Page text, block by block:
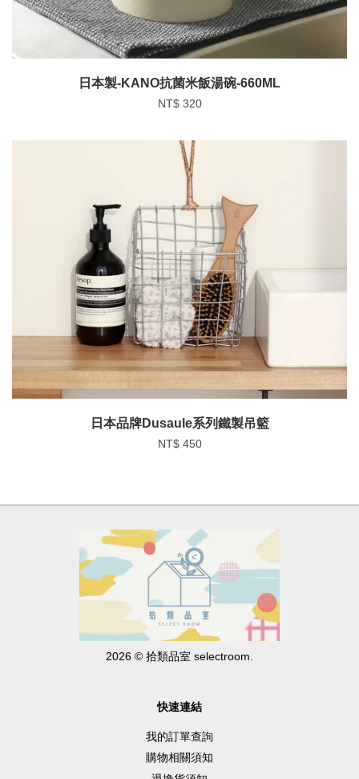
日本製-KANO抗菌米飯湯碗-660ML
NT$ 320
日本品牌Dusaule系列鐵製吊籃
NT$ 450
2026 © 拾類品室 selectroom.
快速連結
我的訂單查詢
購物相關須知